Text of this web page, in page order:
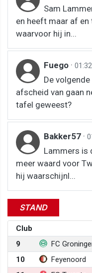
Sam
en heeft maar af
waarvoor hij in...
Fuego · 01:32
De
afscheid van gaan
tafel geweest?
Bakker57 ·
Lammers is
meer waard voor
hij waarschijnl...
STAND
Club
9
FC
10
Feyenoord